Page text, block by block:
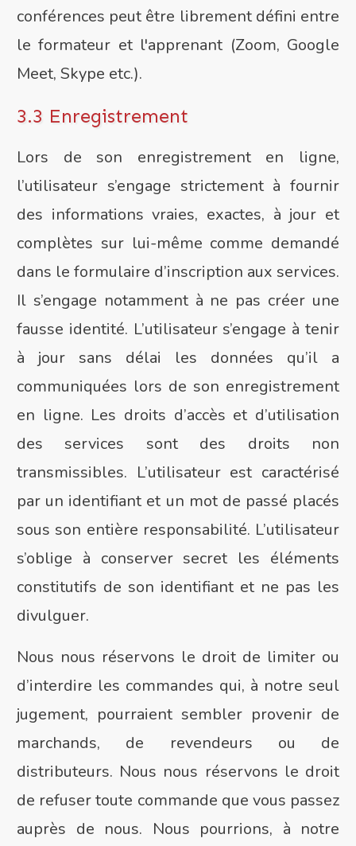
conférences peut être librement défini entre
le formateur et l'apprenant (Zoom, Google
Meet, Skype etc.).
3.3 Enregistrement
Lors de son enregistrement en ligne,
l’utilisateur s’engage strictement à fournir
des informations vraies, exactes, à jour et
complètes sur lui-même comme demandé
dans le formulaire d’inscription aux services.
Il s’engage notamment à ne pas créer une
fausse identité. L’utilisateur s’engage à tenir
à jour sans délai les données qu’il a
communiquées lors de son enregistrement
en ligne. Les droits d’accès et d’utilisation
des services sont des droits non
transmissibles. L’utilisateur est caractérisé
par un identifiant et un mot de passé placés
sous son entière responsabilité. L’utilisateur
s’oblige à conserver secret les éléments
constitutifs de son identifiant et ne pas les
divulguer.
Nous nous réservons le droit de limiter ou
d’interdire les commandes qui, à notre seul
jugement, pourraient sembler provenir de
marchands, de revendeurs ou de
distributeurs. Nous nous réservons le droit
de refuser toute commande que vous passez
auprès de nous. Nous pourrions, à notre